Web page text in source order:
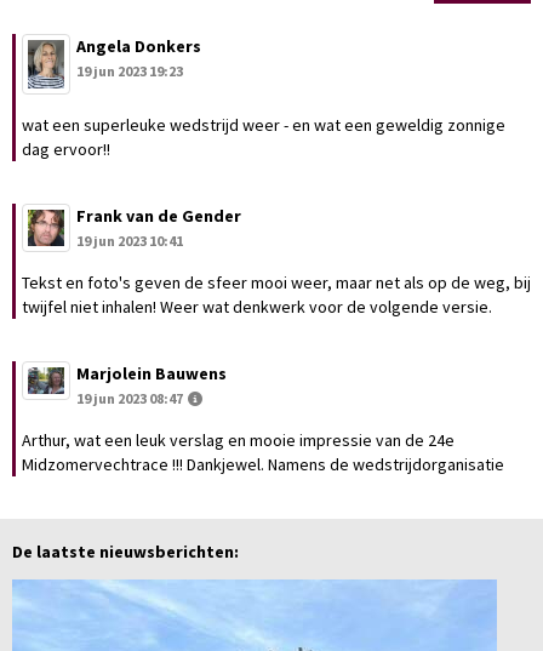
Angela Donkers
19 jun 2023 19:23
wat een superleuke wedstrijd weer - en wat een geweldig zonnige
dag ervoor!!
Frank van de Gender
19 jun 2023 10:41
Tekst en foto's geven de sfeer mooi weer, maar net als op de weg, bij
twijfel niet inhalen! Weer wat denkwerk voor de volgende versie.
Marjolein Bauwens
19 jun 2023 08:47
Arthur, wat een leuk verslag en mooie impressie van de 24e
Midzomervechtrace !!! Dankjewel. Namens de wedstrijdorganisatie
De laatste nieuwsberichten: